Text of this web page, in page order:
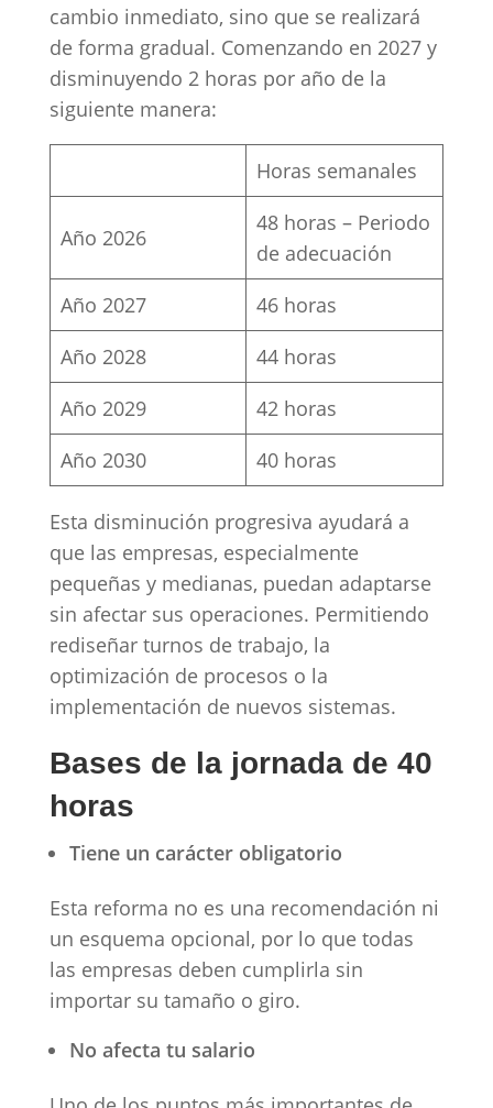
cambio inmediato, sino que se realizará
de forma gradual. Comenzando en 2027 y
disminuyendo 2 horas por año de la
siguiente manera:
Horas semanales
Año 2026
48 horas – Periodo
de adecuación
Año 2027
46 horas
Año 2028
44 horas
Año 2029
42 horas
Año 2030
40 horas
Esta disminución progresiva ayudará a
que las empresas, especialmente
pequeñas y medianas, puedan adaptarse
sin afectar sus operaciones. Permitiendo
rediseñar turnos de trabajo, la
optimización de procesos o la
implementación de nuevos sistemas.
Bases de la jornada de 40
horas
Tiene un carácter obligatorio
Esta reforma no es una recomendación ni
un esquema opcional, por lo que todas
las empresas deben cumplirla sin
importar su tamaño o giro.
No afecta tu salario